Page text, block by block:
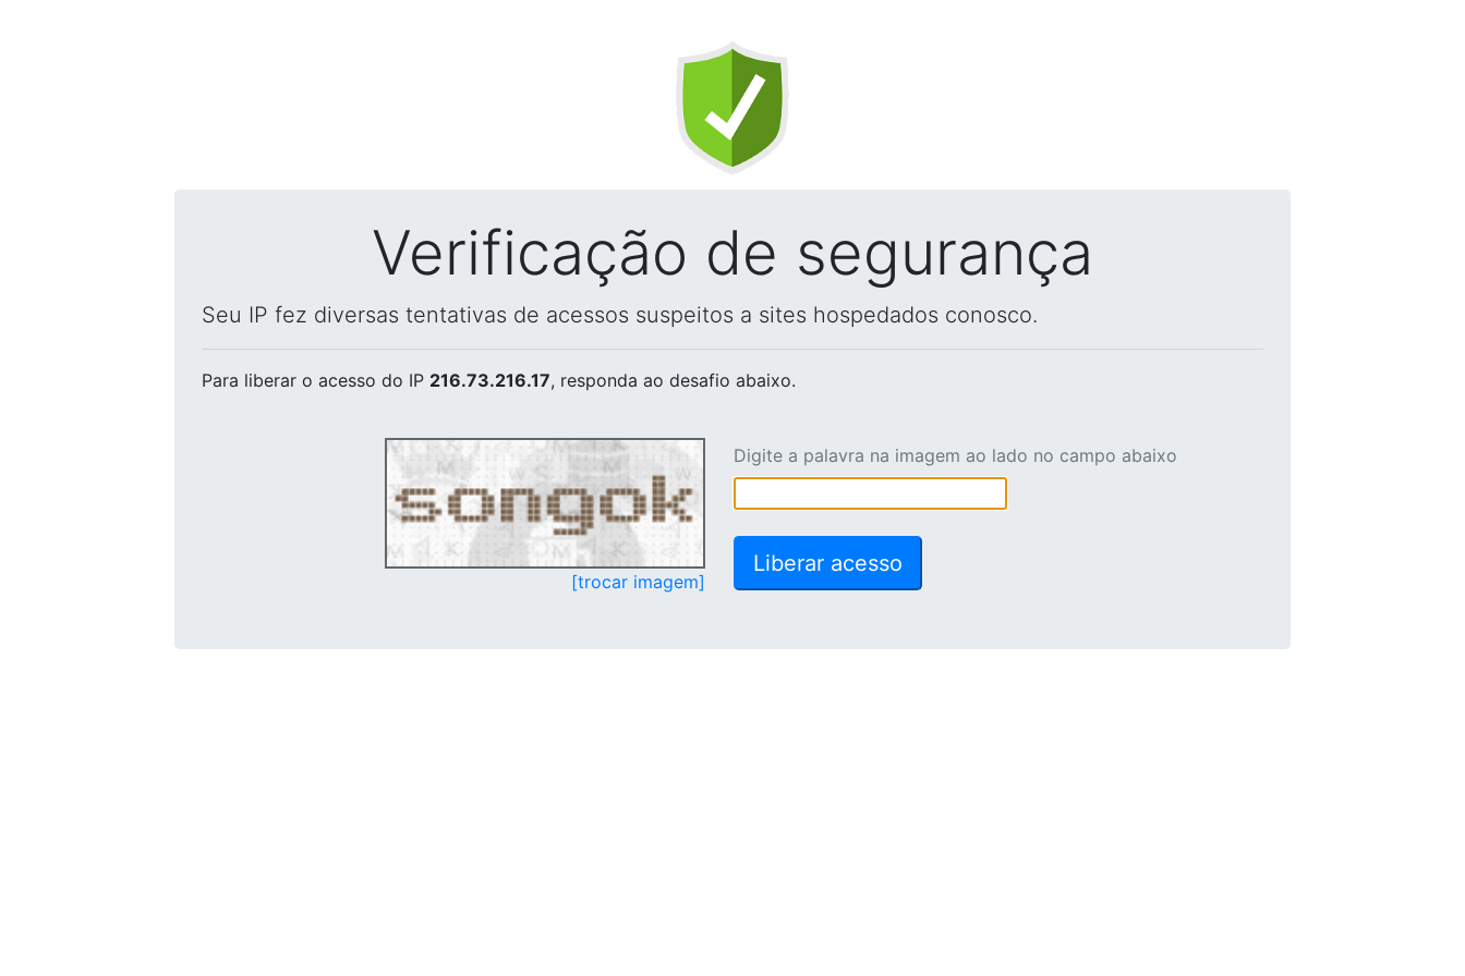
Verificação de segurança
Seu IP fez diversas tentativas de acessos suspeitos a sites hospedados conosco.
Para liberar o acesso do IP 216.73.216.17, responda ao desafio abaixo.
[trocar imagem]
Digite a palavra na imagem ao lado no campo abaixo